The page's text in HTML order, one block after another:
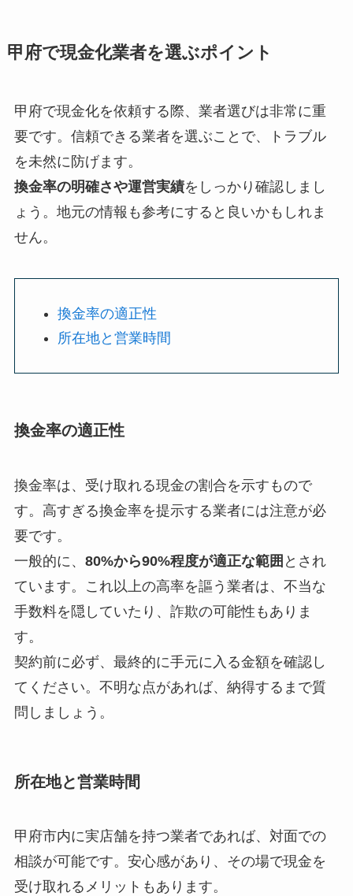
甲府で現金化業者を選ぶポイント
甲府で現金化を依頼する際、業者選びは非常に重
要です。信頼できる業者を選ぶことで、トラブル
を未然に防げます。
換金率の明確さや運営実績をしっかり確認しまし
ょう。地元の情報も参考にすると良いかもしれま
せん。
換金率の適正性
所在地と営業時間
換金率の適正性
換金率は、受け取れる現金の割合を示すもので
す。高すぎる換金率を提示する業者には注意が必
要です。
一般的に、 80%から90%程度が適正な範囲 とされ
ています。これ以上の高率を謳う業者は、不当な
手数料を隠していたり、詐欺の可能性もありま
す。
契約前に必ず、最終的に手元に入る金額を確認し
てください。不明な点があれば、納得するまで質
問しましょう。
所在地と営業時間
甲府市内に実店舗を持つ業者であれば、対面での
相談が可能です。安心感があり、その場で現金を
受け取れるメリットもあります。